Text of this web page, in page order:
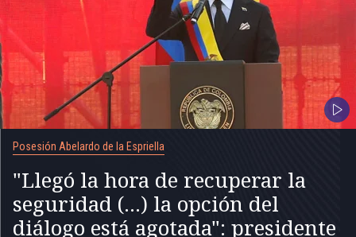
Posesión Abelardo de la Espriella
"Llegó la hora de recuperar la
seguridad (...) la opción del
diálogo está agotada": presidente